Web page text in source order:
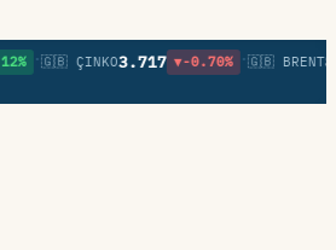
🇬🇧 ÇINKO3.717 ▼-0.70% 🇬🇧 BRENT81,90